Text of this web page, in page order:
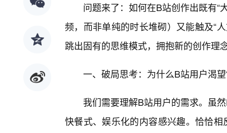
问题来了：如何在B站创作出既有“
频，而非单纯的时长堆砌）又能触及“
跳出固有的思维模式，拥抱新的创作理
一、破局思考：为什么B站用户渴望
我们需要理解B站用户的需求。虽
快餐式、娱乐化的内容感兴趣。恰恰